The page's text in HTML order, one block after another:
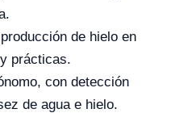
de hielo en
prácticas.
con detección
de agua e hielo.